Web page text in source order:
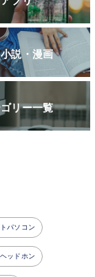
説・漫画
リー一覧
パソコン
ヘッドホン